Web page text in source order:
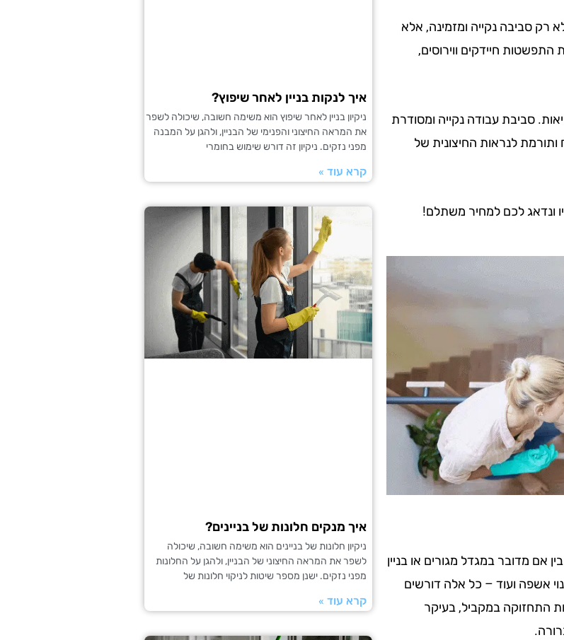
רק סביבה נקייה ומזמינה, אלא
חיידקים ווירוסים,
סביבת עבודה נקייה ומסודרת
לנראות החיצונית של
ונדאג לכם למחיר משתלם!
אם מדובר במגדל מגורים או בניין
ניקיון, פינוי אשפה ועוד – כל אלה דורשים
התחזוקה במקביל, בעיקר
איך לנקות בניין לאחר שיפוץ?
ניקיון בניין לאחר שיפוץ הוא משימה חשובה, שיכולה לשפר
את המראה החיצוני והפנימי של הבניין, ולהגן על המבנה
מפני נזקים. ניקיון זה דורש שימוש בחומרי
קרא עוד »
איך מנקים חלונות של בניינים?
ניקיון חלונות של בניינים הוא משימה חשובה, שיכולה
לשפר את המראה החיצוני של הבניין, ולהגן על החלונות
מפני נזקים. ישנן מספר שיטות לניקוי חלונות של
קרא עוד »